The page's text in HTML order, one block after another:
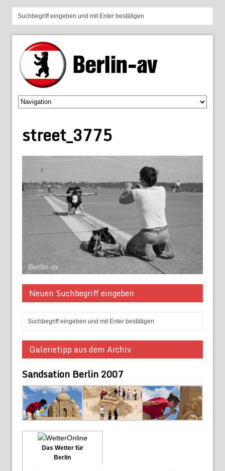
street_3775
Neuen Suchbegriff eingeben
Galerietipp aus dem Archiv
Sandsation Berlin 2007
Das Wetter für
Berlin